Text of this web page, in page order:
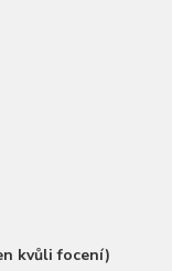
kvůli focení)